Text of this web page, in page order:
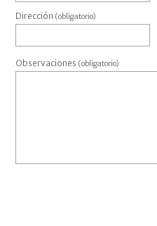
Dirección (obligatorio)
Observaciones (obligatorio)